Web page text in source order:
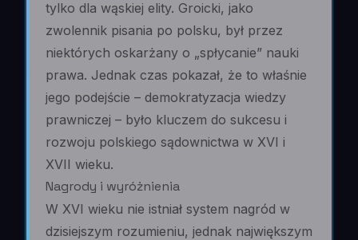
tylko dla wąskiej elity. Groicki, jako
zwolennik pisania po polsku, był przez
niektórych oskarżany o „spłycanie” nauki
prawa. Jednak czas pokazał, że to właśnie
jego podejście – demokratyzacja wiedzy
prawniczej – było kluczem do sukcesu i
rozwoju polskiego sądownictwa w XVI i
XVII wieku.
Nagrody i wyróżnienia
W XVI wieku nie istniał system nagród w
dzisiejszym rozumieniu, jednak największym